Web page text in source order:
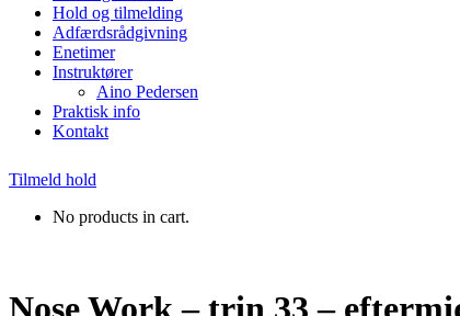
Hold og tilmelding
Adfærdsrådgivning
Enetimer
Instruktører
Aino Pedersen
Praktisk info
Kontakt
Tilmeld hold
No products in cart.
Nose Work – trin 33 –